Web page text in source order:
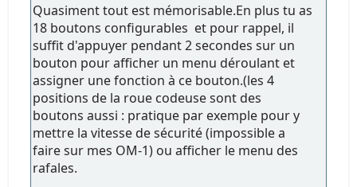
Quasiment tout est mémorisable.En plus tu as
18 boutons configurables et pour rappel, il
suffit d'appuyer pendant 2 secondes sur un
bouton pour afficher un menu déroulant et
assigner une fonction à ce bouton.(les 4
positions de la roue codeuse sont des
boutons aussi : pratique par exemple pour y
mettre la vitesse de sécurité (impossible a
faire sur mes OM-1) ou afficher le menu des
rafales.